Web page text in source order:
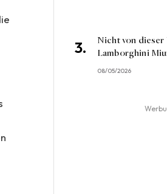
Nicht von dieser
Lamborghini
08/05/2026